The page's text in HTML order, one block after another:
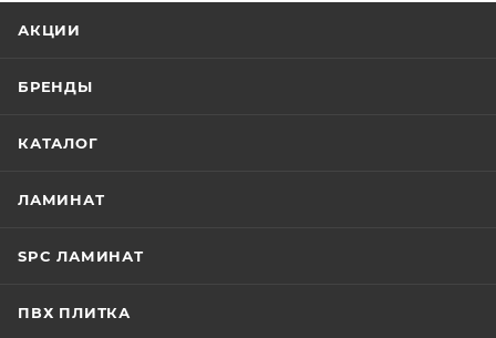
АКЦИИ
БРЕНДЫ
КАТАЛОГ
ЛАМИНАТ
SPC ЛАМИНАТ
ПВХ ПЛИТКА